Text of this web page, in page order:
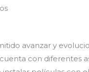
avanzar y
cuenta con diferentes